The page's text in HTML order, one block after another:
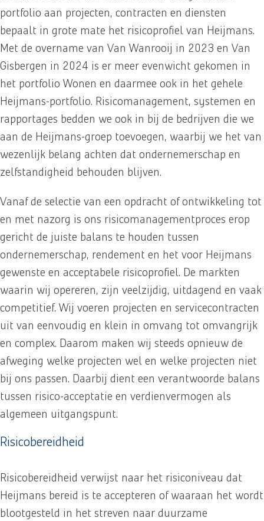
portfolio aan projecten, contracten en diensten
bepaalt in grote mate het risicoprofiel van Heijmans.
Met de overname van Van Wanrooij in 2023 en Van
Gisbergen in 2024 is er meer evenwicht gekomen in
het portfolio Wonen en daarmee ook in het gehele
Heijmans-portfolio. Risicomanagement, systemen en
rapportages bedden we ook in bij de bedrijven die we
aan de Heijmans-groep toevoegen, waarbij we het van
wezenlijk belang achten dat ondernemerschap en
zelfstandigheid behouden blijven.
Vanaf de selectie van een opdracht of ontwikkeling tot
en met nazorg is ons risicomanagementproces erop
gericht de juiste balans te houden tussen
ondernemerschap, rendement en het voor Heijmans
gewenste en acceptabele risicoprofiel. De markten
waarin wij opereren, zijn veelzijdig, uitdagend en vaak
competitief. Wij voeren projecten en servicecontracten
uit van eenvoudig en klein in omvang tot omvangrijk
en complex. Daarom maken wij steeds opnieuw de
afweging welke projecten wel en welke projecten niet
bij ons passen. Daarbij dient een verantwoorde balans
tussen risico-acceptatie en verdienvermogen als
algemeen uitgangspunt.
Risicobereidheid
Risicobereidheid verwijst naar het risiconiveau dat
Heijmans bereid is te accepteren of waaraan het wordt
blootgesteld in het streven naar duurzame